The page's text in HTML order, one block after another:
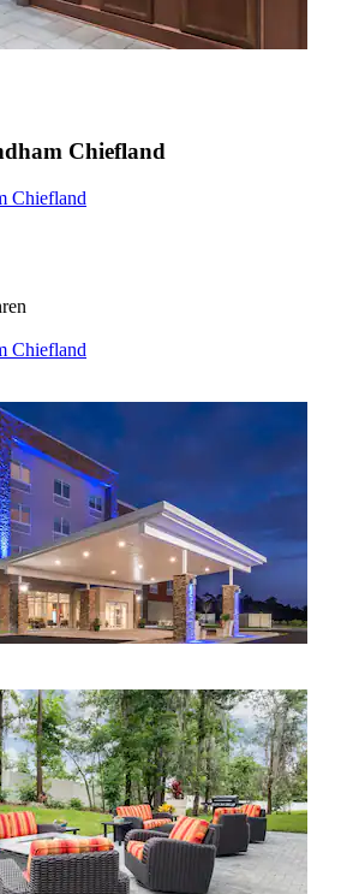
Chiefland
Chiefland
Chiefland